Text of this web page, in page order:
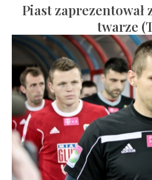
Piast zaprezentował
twarze